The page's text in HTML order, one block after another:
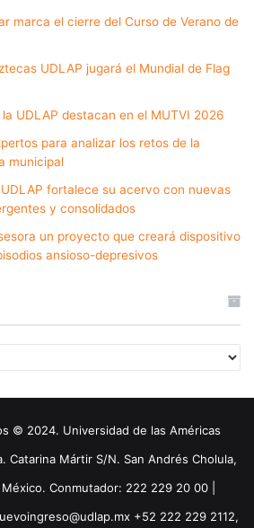
marca el cierre del Curso de Verano de
UDLAP jugará el Mundial de Flag
UDLAP destacan en el MUTVI 2026
para analizar los retos de la
municipal
fortalece su acervo con nuevas
y consolidados
un proyecto que creará dispositivo
ansioso-depresivos
© 2024. Universidad de las Américas
Catarina Mártir S/N. San Andrés Cholula,
Conmutador: 222 229 20 00 |
+52 222 229 2112,